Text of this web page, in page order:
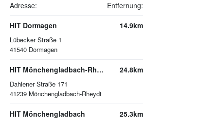
Adresse: Entfernung:
HIT Dormagen
Lübecker Straße 1
41540 Dormagen
14.9km
HIT Mönchengladbach-Rheydt
Dahlener Straße 171
41239 Mönchengladbach-Rheydt
24.8km
HIT Mönchengladbach 25.3km